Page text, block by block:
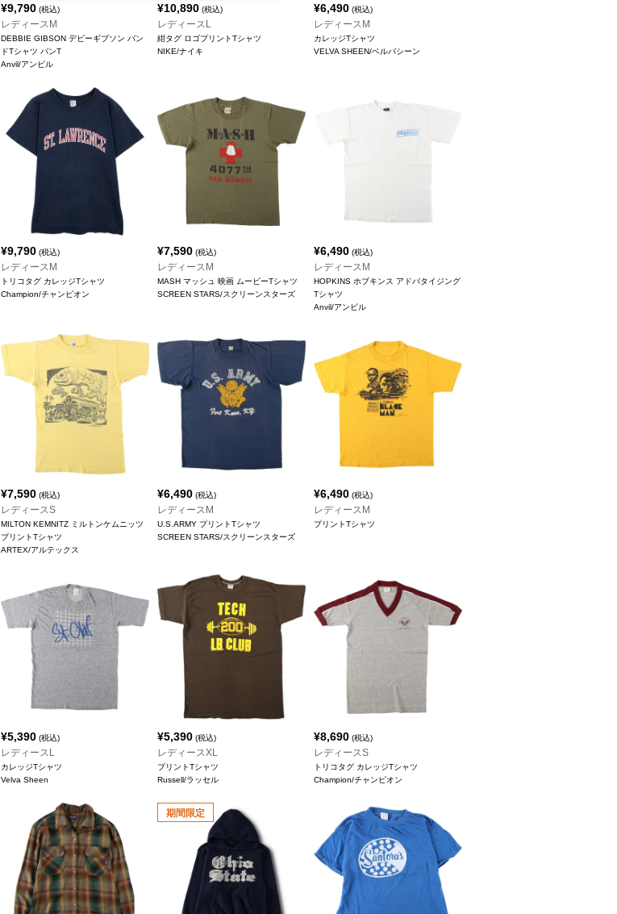
¥9,790 (税込)
レディースM
DEBBIE GIBSON デビーギブソン バン
ドTシャツ バンT
Anvil/アンビル
¥10,890 (税込)
レディースL
紺タグ ロゴプリントTシャツ
NIKE/ナイキ
¥6,490 (税込)
レディースM
カレッジTシャツ
VELVA SHEEN/ベルバシーン
¥9,790 (税込)
レディースM
トリコタグ カレッジTシャツ
Champion/チャンピオン
¥7,590 (税込)
レディースM
MASH マッシュ 映画 ムービーTシャツ
SCREEN STARS/スクリーンスターズ
¥6,490 (税込)
レディースM
HOPKINS ホプキンス アドバタイジング
Tシャツ
Anvil/アンビル
¥7,590 (税込)
レディースS
MILTON KEMNITZ ミルトンケムニッツ
プリントTシャツ
ARTEX/アルテックス
¥6,490 (税込)
レディースM
U.S.ARMY プリントTシャツ
SCREEN STARS/スクリーンスターズ
¥6,490 (税込)
レディースM
プリントTシャツ
¥5,390 (税込)
レディースL
カレッジTシャツ
Velva Sheen
¥5,390 (税込)
レディースXL
プリントTシャツ
Russell/ラッセル
¥8,690 (税込)
レディースS
トリコタグ カレッジTシャツ
Champion/チャンピオン
期間限定